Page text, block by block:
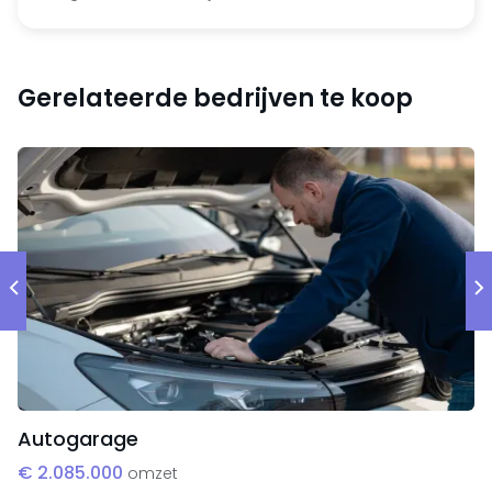
Een sterke reputatie op het gebied van kwaliteit,
flexibiliteit, levertijd en prijs;
Een stabiel, kundig en zelfstandig opererend
team;
Een efficiënte, platte organisatiestructuur;
Jarenlange relaties met een brede groep klanten
die sterk gepositioneerd zijn in hun markten.
Organisatie en huisvesting
Het bedrijf is centraal gevestigd in Nederland en
huurt een bedrijfshal inclusief kantoor. De organisatie
aan een efficiënte en flexibele bedrijfsvoering.
Gerelateerde bedrijven te koop
Autogarage
€ 2.085.000 omzet